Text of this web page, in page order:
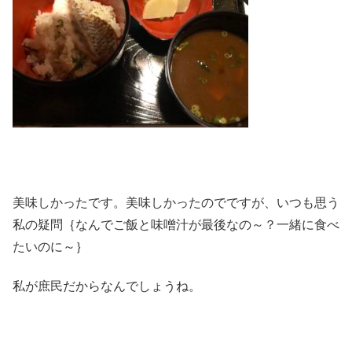
美味しかったです。美味しかったのでですが、いつも思う
私の疑問｛なんでご飯と味噌汁が最後なの～？一緒に食べ
たいのに～｝
私が庶民だからなんでしょうね。